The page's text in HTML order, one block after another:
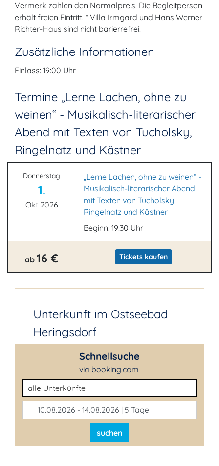
Vermerk zahlen den Normalpreis. Die Begleitperson
erhält freien Eintritt. * Villa Irmgard und Hans Werner
Richter-Haus sind nicht barierrefrei!
Zusätzliche Informationen
Einlass: 19:00 Uhr
Termine „Lerne Lachen, ohne zu
weinen“ - Musikalisch-literarischer
Abend mit Texten von Tucholsky,
Ringelnatz und Kästner
Donnerstag
1.
Okt 2026
„Lerne Lachen, ohne zu weinen“ -
Musikalisch-literarischer Abend
mit Texten von Tucholsky,
Ringelnatz und Kästner
Beginn: 19:30 Uhr
ab16 € Tickets kaufen
Unterkunft im Ostseebad
Heringsdorf
Schnellsuche
via booking.com
Unterkunftsart
10.08.2026 - 14.08.2026 | 5 Tage
suchen